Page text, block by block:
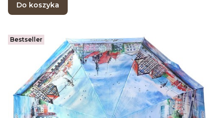
Do koszyka
Bestseller